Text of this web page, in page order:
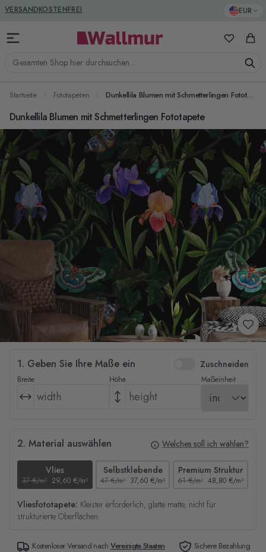
Zum Inhalt springen EUR
Gesamten Shop hier durchsuchen...
Meine
VERSANDKOSTENFREI
GREENGUARD ZERTIFIZIERT
Startseite Fototapeten Dunkellila Blumen mit Schmetterlingen Fototapete
Dunkellila Blumen mit Schmetterlingen Fototapete
1. Geben Sie Ihre Maße ein Zuschneiden
Breite Höhe Maßeinheit
2. Material auswählen Welches soll ich wählen?
Vlies
37 €/m² 29,60 €/m²
Selbstklebende
47 €/m² 37,60 €/m²
Premium Struktur
61 €/m² 48,80 €/m²
Vliesfototapete: Kleister erforderlich, glatte matte, nicht für
strukturierte Oberflächen
Kostenloser Versand nachVereinigte Staaten Sichere Bezahlung